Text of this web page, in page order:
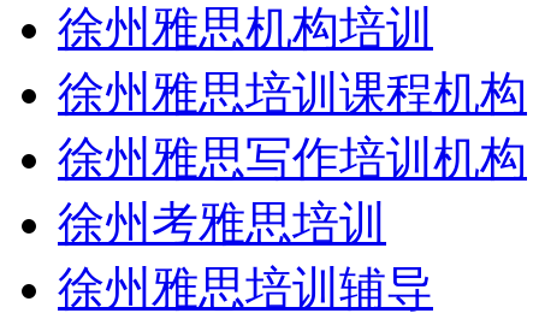
徐州雅思机构培训
徐州雅思培训课程机构
徐州雅思写作培训机构
徐州考雅思培训
徐州雅思培训辅导